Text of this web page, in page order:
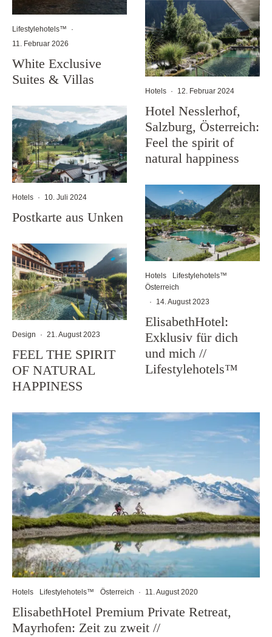
Lifestylehotels™
·
11. Februar 2026
White Exclusive
Suites & Villas
Hotels · 10. Juli 2024
Postkarte aus Unken
Design · 21. August 2023
FEEL THE SPIRIT
OF NATURAL
HAPPINESS
Hotels · 12. Februar 2024
Hotel Nesslerhof,
Salzburg, Österreich:
Feel the spirit of
natural happiness
Hotels
Lifestylehotels™
Österreich
·
14. August 2023
ElisabethHotel:
Exklusiv für dich
und mich //
Lifestylehotels™
Hotels Lifestylehotels™ Österreich · 11. August 2020
ElisabethHotel Premium Private Retreat,
Mayrhofen: Zeit zu zweit //